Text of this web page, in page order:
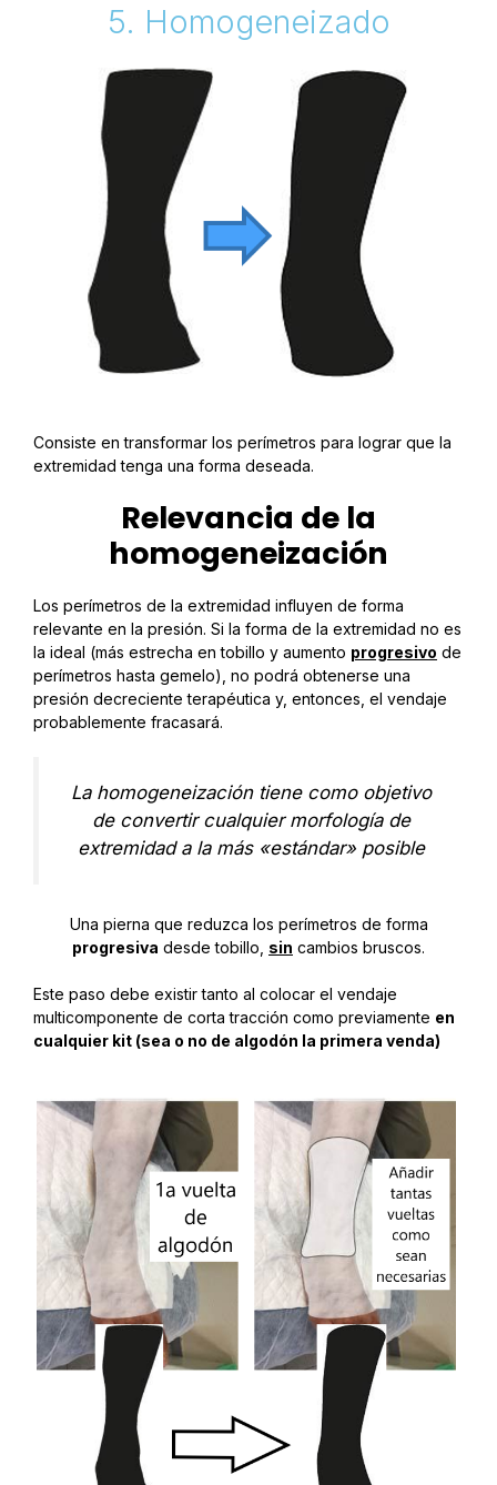
5. Homogeneizado
Consiste en transformar los perímetros para lograr que la
extremidad tenga una forma deseada.
Relevancia de la
homogeneización
Los perímetros de la extremidad influyen de forma
relevante en la presión. Si la forma de la extremidad no es
la ideal (más estrecha en tobillo y aumento progresivo de
perímetros hasta gemelo), no podrá obtenerse una
presión decreciente terapéutica y, entonces, el vendaje
probablemente fracasará.
La homogeneización tiene como objetivo
de convertir cualquier morfología de
extremidad a la más «estándar» posible
Una pierna que reduzca los perímetros de forma
progresiva desde tobillo, sin cambios bruscos.
Este paso debe existir tanto al colocar el vendaje
multicomponente de corta tracción como previamente en
cualquier kit (sea o no de algodón la primera venda)